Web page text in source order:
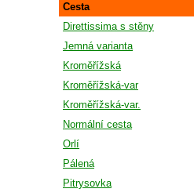
Cesta
Direttissima s stěny
Jemná varianta
Kroměřížská
Kroměřížská-var
Kroměřížská-var.
Normální cesta
Orlí
Pálená
Pitrysovka